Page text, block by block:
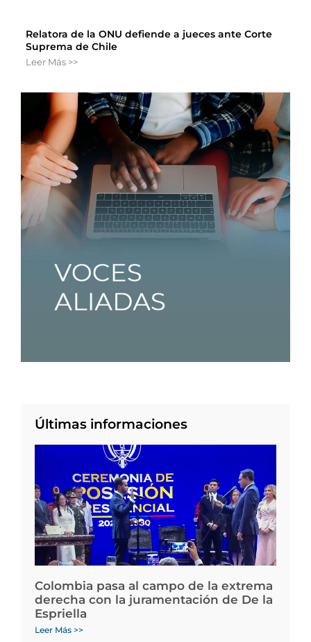
Relatora de la ONU defiende a jueces ante Corte
Suprema de Chile
Leer Más >>
Últimas informaciones
Colombia pasa al campo de la extrema
derecha con la juramentación de De la
Espriella
Leer Más >>